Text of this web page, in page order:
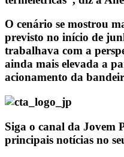
O cenário se mostrou
previsto no início de
trabalhava com a
ainda mais elevada a
acionamento da
Siga o canal da Jovem
principais notícias no